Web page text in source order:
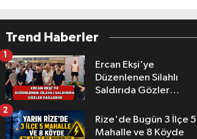
Trend Haberler
Ercan Ekşi'ye
Düzenlenen Silahlı
Saldırıda Gözler
1
Rize'de Bugün 3 İlçe 5
Mahalle ve 8 Köyde
2